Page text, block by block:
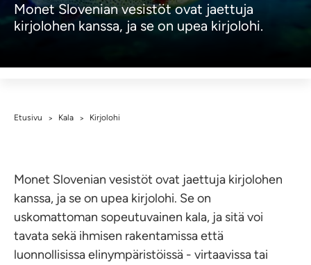
Monet Slovenian vesistöt ovat jaettuja
kirjolohen kanssa, ja se on upea kirjolohi.
Etusivu > Kala > Kirjolohi
Monet Slovenian vesistöt ovat jaettuja kirjolohen
kanssa, ja se on upea kirjolohi. Se on
uskomattoman sopeutuvainen kala, ja sitä voi
tavata sekä ihmisen rakentamissa että
luonnollisissa elinympäristöissä - virtaavissa tai